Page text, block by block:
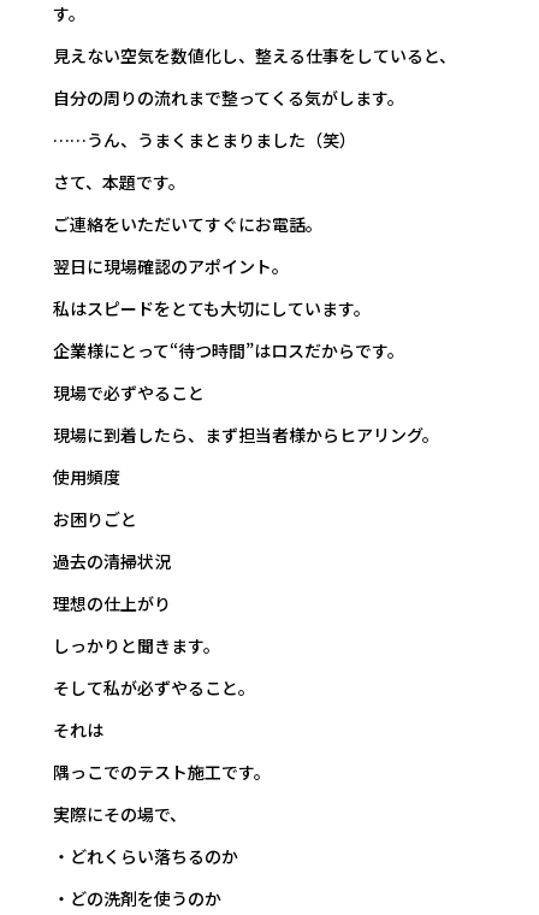
す。
見えない空気を数値化し、整える仕事をしていると、
自分の周りの流れまで整ってくる気がします。
……うん、うまくまとまりました（笑）
さて、本題です。
ご連絡をいただいてすぐにお電話。
翌日に現場確認のアポイント。
私はスピードをとても大切にしています。
企業様にとって“待つ時間”はロスだからです。
現場で必ずやること
現場に到着したら、まず担当者様からヒアリング。
使用頻度
お困りごと
過去の清掃状況
理想の仕上がり
しっかりと聞きます。
そして私が必ずやること。
それは――
隅っこでのテスト施工です。
実際にその場で、
・どれくらい落ちるのか
・どの洗剤を使うのか